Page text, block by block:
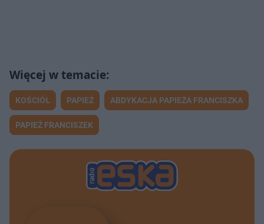
KOŚCIÓŁ PAPIEŻ ABDYKACJA PAPIEŻA FRANCISZKA
PAPIEŻ FRANCISZEK